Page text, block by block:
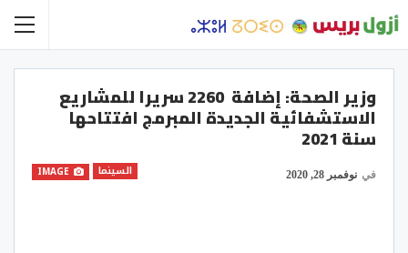
وزير الصحة: إضافة 2260 سريرا للمشاريع
الاستشفائية الجديدة المبرمج افتتاحها
سنة 2021
السينما في نوفمبر 28, 2020